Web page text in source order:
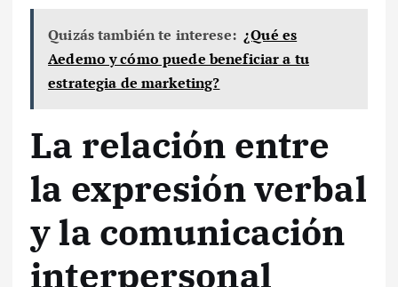
Quizás también te interese: ¿Qué es
Aedemo y cómo puede beneficiar a tu
estrategia de marketing?
La relación entre
la expresión verbal
y la comunicación
interpersonal